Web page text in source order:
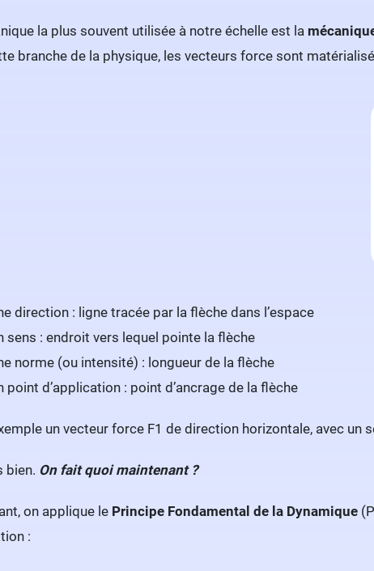
la plus souvent utilisée à notre échelle est la
branche de la physique, les vecteurs force sont
direction : ligne tracée par la flèche dans l’espace
sens : endroit vers lequel pointe la flèche
norme (ou intensité) : longueur de la flèche
point d’application : point d’ancrage de la flèche
un vecteur force F1 de direction horizontale, avec un
bien. On fait quoi maintenant ?
on applique le Principe Fondamental de la Dynamique
: